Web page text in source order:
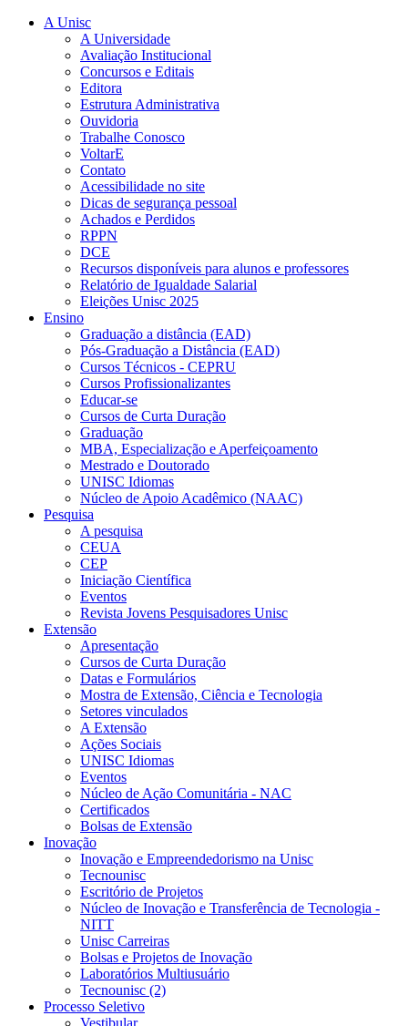
A Unisc
A Universidade
Avaliação Institucional
Concursos e Editais
Editora
Estrutura Administrativa
Ouvidoria
Trabalhe Conosco
VoltarE
Contato
Acessibilidade no site
Dicas de segurança pessoal
Achados e Perdidos
RPPN
DCE
Recursos disponíveis para alunos e professores
Relatório de Igualdade Salarial
Eleições Unisc 2025
Ensino
Graduação a distância (EAD)
Pós-Graduação a Distância (EAD)
Cursos Técnicos - CEPRU
Cursos Profissionalizantes
Educar-se
Cursos de Curta Duração
Graduação
MBA, Especialização e Aperfeiçoamento
Mestrado e Doutorado
UNISC Idiomas
Núcleo de Apoio Acadêmico (NAAC)
Pesquisa
A pesquisa
CEUA
CEP
Iniciação Científica
Eventos
Revista Jovens Pesquisadores Unisc
Extensão
Apresentação
Cursos de Curta Duração
Datas e Formulários
Mostra de Extensão, Ciência e Tecnologia
Setores vinculados
A Extensão
Ações Sociais
UNISC Idiomas
Eventos
Núcleo de Ação Comunitária - NAC
Certificados
Bolsas de Extensão
Inovação
Inovação e Empreendedorismo na Unisc
Tecnounisc
Escritório de Projetos
Núcleo de Inovação e Transferência de Tecnologia -
NITT
Unisc Carreiras
Bolsas e Projetos de Inovação
Laboratórios Multiusuário
Tecnounisc (2)
Processo Seletivo
Vestibular